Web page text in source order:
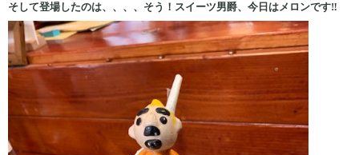
そして登場したのは、、、、そう！スイーツ男爵、今日はメロンです‼